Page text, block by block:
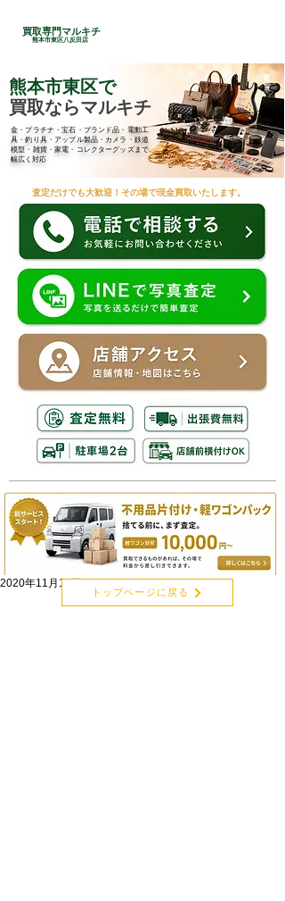
買取専門マルキチ
熊本市東区八反田店
熊本市東区で
買取ならマルキチ
金・プラチナ・宝石・ブランド品・電動工
具・釣り具・アップル製品・カメラ・鉄道
模型・雑貨・家電・コレクターグッズまで
幅広く対応
査定だけでも大歓迎！その場で現金買取いたします。
2020年11月18日
トップページに戻る